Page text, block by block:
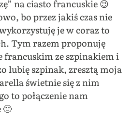
na ciasto francuskie 😉
bo przez jakiś czas nie
je w coraz to
Tym razem proponuję
francuskim ze szpinakiem i
lubię szpinak, zresztą moja
świetnie się z nim
to połączenie nam